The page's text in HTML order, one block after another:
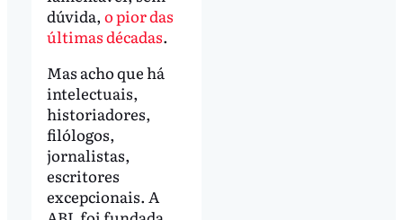
dúvida, o pior das
últimas décadas.
Mas acho que há
intelectuais,
historiadores,
filólogos,
jornalistas,
escritores
excepcionais. A